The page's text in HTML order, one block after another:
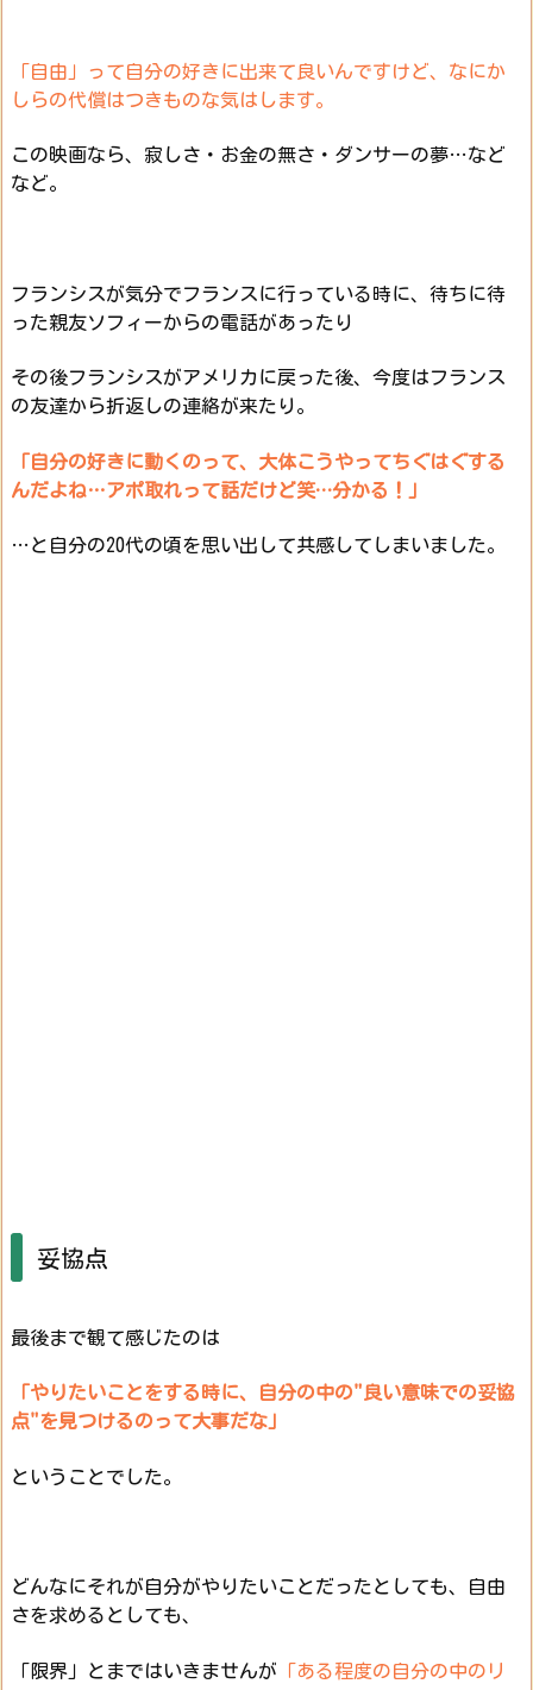
「自由」って自分の好きに出来て良いんですけど、なにか
しらの代償はつきものな気はします。
この映画なら、寂しさ・お金の無さ・ダンサーの夢…など
など。
フランシスが気分でフランスに行っている時に、待ちに待
った親友ソフィーからの電話があったり
その後フランシスがアメリカに戻った後、今度はフランス
の友達から折返しの連絡が来たり。
「自分の好きに動くのって、大体こうやってちぐはぐする
んだよね…アポ取れって話だけど笑…分かる！ 」
…と自分の20代の頃を思い出して共感してしまいました。
妥協点
最後まで観て感じたのは
「やりたいことをする時に、自分の中の"良い意味での妥協
点"を見つけるのって大事だな」
ということでした。
どんなにそれが自分がやりたいことだったとしても、自由
さを求めるとしても、
「限界」とまではいきませんが 「ある程度の自分の中のリ